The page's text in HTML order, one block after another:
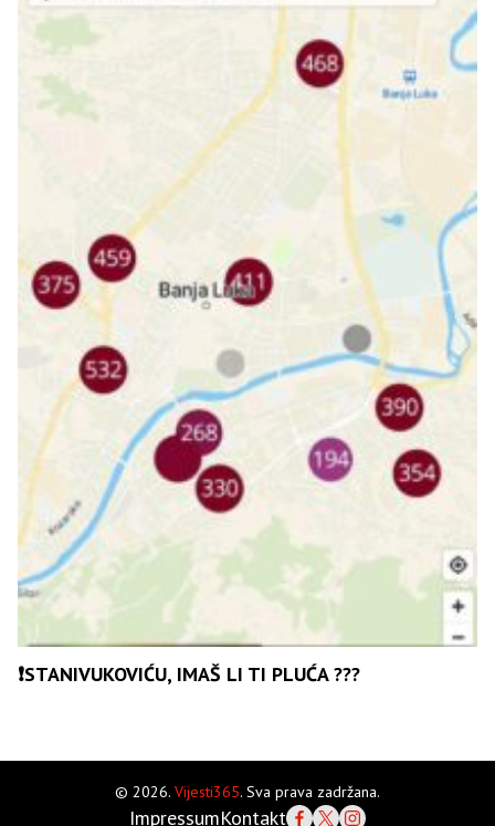
❗️STANIVUKOVIĆU, IMAŠ LI TI PLUĆA ???
© 2026. Vijesti365. Sva prava zadržana.
ImpressumKontakt